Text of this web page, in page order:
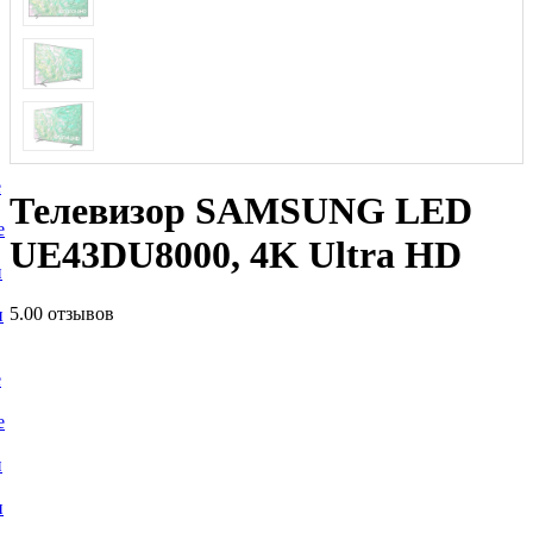
Телевизор SAMSUNG LED
UE43DU8000, 4K Ultra HD
5.00 отзывов